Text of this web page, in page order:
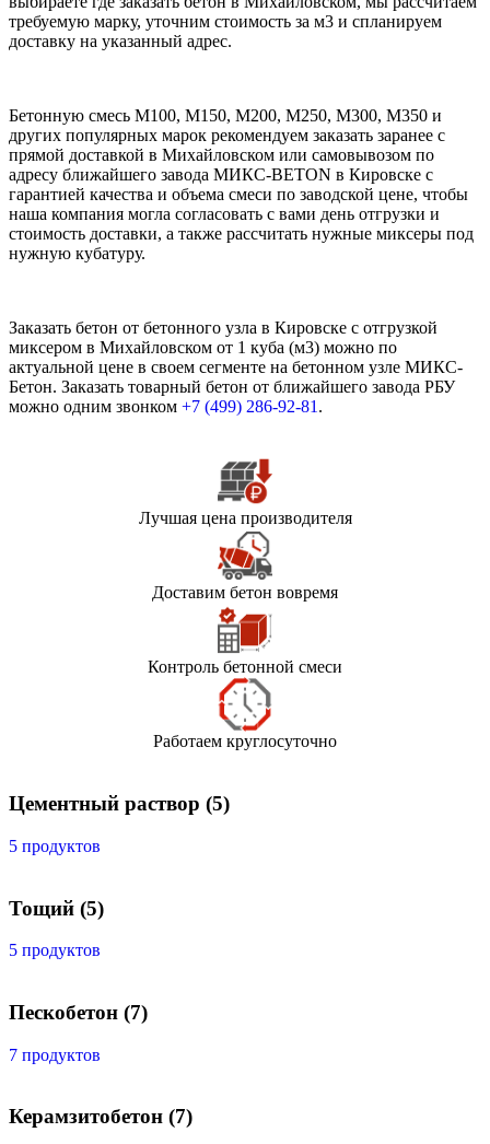
требуемую марку, уточним стоимость за м3 и спланируем
доставку на указанный адрес.
Бетонную смесь М100, М150, М200, М250, М300, М350 и
других популярных марок рекомендуем заказать заранее с
прямой доставкой в Михайловском или самовывозом по
адресу ближайшего завода МИКС-BETON в Кировске с
гарантией качества и объема смеси по заводской цене, чтобы
наша компания могла согласовать с вами день отгрузки и
стоимость доставки, а также рассчитать нужные миксеры под
нужную кубатуру.
Заказать бетон от бетонного узла в Кировске с отгрузкой
миксером в Михайловском от 1 куба (м3) можно по
актуальной цене в своем сегменте на бетонном узле МИКС-
Бетон. Заказать товарный бетон от ближайшего завода РБУ
можно одним звонком +7 (499) 286-92-81 .
Лучшая цена производителя
Доставим бетон вовремя
Контроль бетонной смеси
Работаем круглосуточно
Цементный раствор (5)
5 продуктов
Тощий (5)
5 продуктов
Пескобетон (7)
7 продуктов
Керамзитобетон (7)